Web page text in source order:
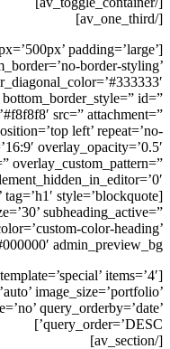
[/av_one_third]
padding=’large’
border-styling’
id=”
src=” attachment=”
left’ repeat=’no-
overlay_opacity=’0.5′
overlay_custom_pattern=”
style=’blockquote
subheading_active=”
color-heading’
admin_preview_bg=”][/av_heading]
items=’4′
image_size=’portfolio’
query_orderby=’date’
query_order=’DESC’]
[/av_section]